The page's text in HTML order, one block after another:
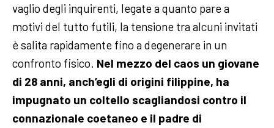
vaglio degli inquirenti, legate a quanto pare a
motivi del tutto futili, la tensione tra alcuni invitati
è salita rapidamente fino a degenerare in un
confronto fisico. Nel mezzo del caos un giovane
di 28 anni, anch’egli di origini filippine, ha
impugnato un coltello scagliandosi contro il
connazionale coetaneo e il padre di